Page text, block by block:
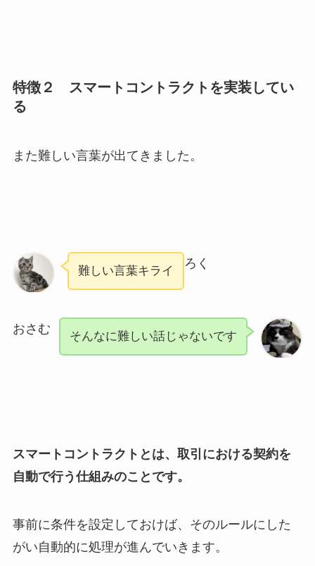
特徴２ スマートコントラクトを実装してい
る
また難しい言葉が出てきました。
ろく
難しい言葉キライ
おさむ
そんなに難しい話じゃないです
スマートコントラクトとは、取引における契約を
自動で行う仕組みのことです。
事前に条件を設定しておけば、そのルールにした
がい自動的に処理が進んでいきます。